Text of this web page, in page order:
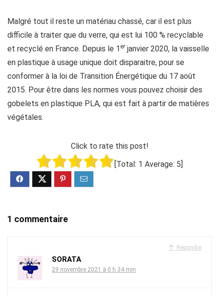
Malgré tout il reste un matériau chassé, car il est plus
difficile à traiter que du verre, qui est lui 100 % recyclable
et recyclé en France. Depuis le 1 er janvier 2020, la vaisselle
en plastique à usage unique doit disparaitre, pour se
conformer à la loi de Transition Énergétique du 17 août
2015. Pour être dans les normes vous pouvez choisir des
gobelets en plastique PLA, qui est fait à partir de matières
végétales.
Click to rate this post!
[Total: 1 Average: 5]
1 commentaire
Répondre
SORATA
29 novembre 2021 à 0 h 34 min